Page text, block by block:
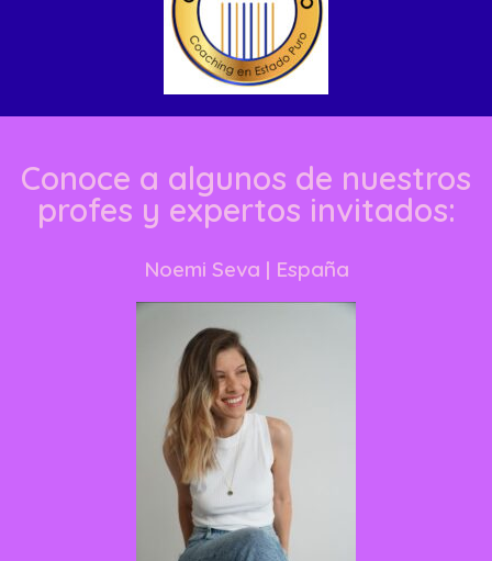
Conoce a algunos de nuestros
profes y expertos invitados:
Noemi Seva | España